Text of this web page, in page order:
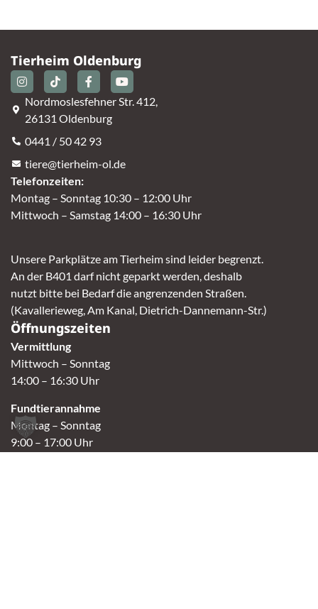
Tierheim Oldenburg
Nordmoslesfehner Str. 412,
26131 Oldenburg
0441 / 50 42 93
tiere@tierheim-ol.de
Telefonzeiten:
Montag – Sonntag 10:30 – 12:00 Uhr
Mittwoch – Samstag 14:00 – 16:30 Uhr
Unsere Parkplätze am Tierheim sind leider begrenzt.
An der B401 darf nicht geparkt werden, deshalb
nutzt bitte bei Bedarf die angrenzenden Straßen.
(Kavallerieweg, Am Kanal, Dietrich-Dannemann-Str.)
Öffnungszeiten
Vermittlung
Mittwoch – Sonntag
14:00 – 16:30 Uhr
Fundtierannahme
Montag – Sonntag
9:00 – 17:00 Uhr